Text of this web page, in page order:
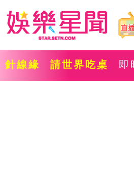
針線緣 請世界吃桌 即